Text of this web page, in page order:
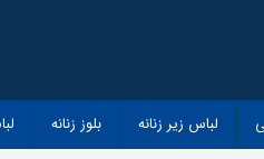
لباس زیر زنانه بلوز زنانه